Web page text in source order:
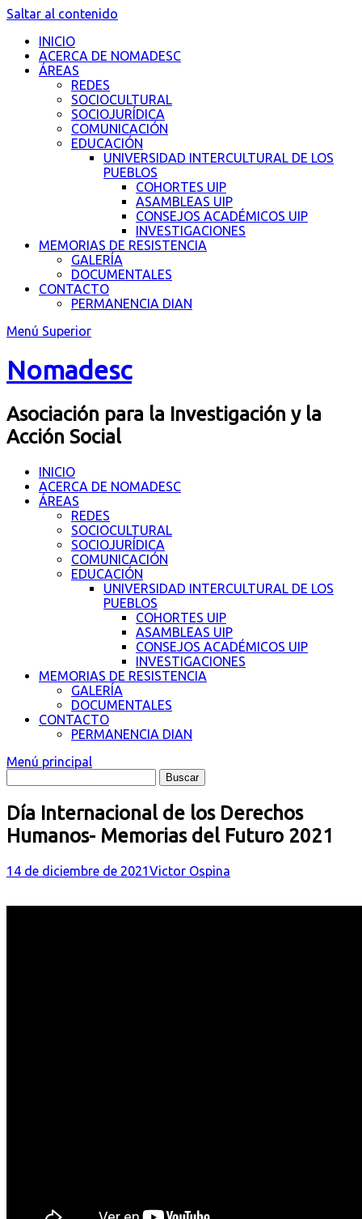
Saltar al contenido
INICIO
ACERCA DE NOMADESC
ÁREAS
REDES
SOCIOCULTURAL
SOCIOJURÍDICA
COMUNICACIÓN
EDUCACIÓN
UNIVERSIDAD INTERCULTURAL DE LOS
PUEBLOS
COHORTES UIP
ASAMBLEAS UIP
CONSEJOS ACADÉMICOS UIP
INVESTIGACIONES
MEMORIAS DE RESISTENCIA
GALERÍA
DOCUMENTALES
CONTACTO
PERMANENCIA DIAN
Menú Superior
Nomadesc
Asociación para la Investigación y la
Acción Social
INICIO
ACERCA DE NOMADESC
ÁREAS
REDES
SOCIOCULTURAL
SOCIOJURÍDICA
COMUNICACIÓN
EDUCACIÓN
UNIVERSIDAD INTERCULTURAL DE LOS
PUEBLOS
COHORTES UIP
ASAMBLEAS UIP
CONSEJOS ACADÉMICOS UIP
INVESTIGACIONES
MEMORIAS DE RESISTENCIA
GALERÍA
DOCUMENTALES
CONTACTO
PERMANENCIA DIAN
Menú principal
Día Internacional de los Derechos
Humanos- Memorias del Futuro 2021
14 de diciembre de 2021Victor Ospina